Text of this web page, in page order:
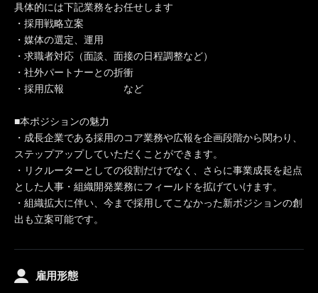
具体的には下記業務をお任せします
・採用戦略立案
・媒体の選定、運用
・求職者対応（面談、面接の日程調整など）
・社外パートナーとの折衝
・採用広報 など
■本ポジションの魅力
・成長企業である採用のコア業務や広報を企画段階から関わり、
ステップアップしていただくことができます。
・リクルーターとしての役割だけでなく、さらに事業成長を起点
とした人事・組織開発業務にフィールドを拡げていけます。
・組織拡大に伴い、今まで採用してこなかった新ポジションの創
出も立案可能です。
雇用形態